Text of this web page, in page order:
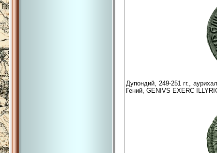
Дупондий, 249-251 гг.,
Гений, GENIVS EXERC